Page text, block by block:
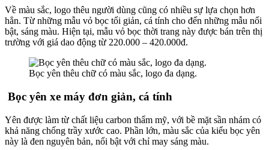
Về màu sắc, logo thêu người dùng cũng có nhiều sự lựa chọn hơn
hẳn. Từ những mẫu vỏ bọc tối giản, cá tính cho đến những mẫu nổi
bật, sáng màu. Hiện tại, mẫu vỏ bọc thời trang này được bán trên thị
trường với giá dao động từ 220.000 – 420.000đ.
Bọc yên thêu chữ có màu sắc, logo đa dạng.
Bọc yên xe máy đơn giản, cá tính
Yên được làm từ chất liệu carbon thẩm mỹ, với bề mặt sần nhám có
khả năng chống trầy xước cao. Phần lớn, màu sắc của kiểu bọc yên
này là đen nguyên bản, nổi bật với chỉ may sáng màu.